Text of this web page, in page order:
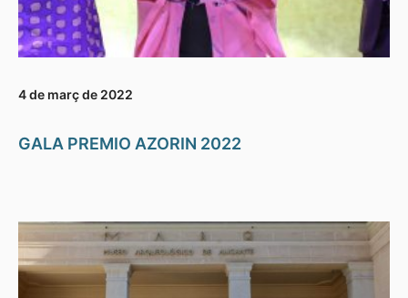
4 de març de 2022
GALA PREMIO AZORIN 2022